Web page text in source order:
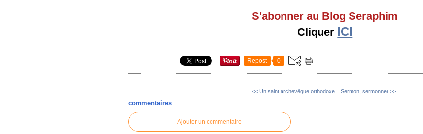
S'abonner au Blog Seraphim
Cliquer ICI
Repost 0
<< Un saint archevêque orthodoxe... Sermon, sermonner >>
commentaires
Ajouter un commentaire